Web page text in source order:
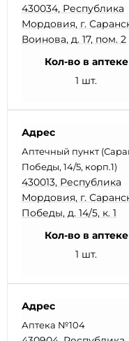
430034, Республика
Мордовия, г.
Воинова, д. 17, пом. 2
Кол-во в аптеке
1 шт.
Адрес
Аптечный пункт
Победы, 14/5, корп.1)
430013, Республика
Мордовия, г.
Победы, д. 14/5, к. 1
Кол-во в аптеке
1 шт.
Адрес
Аптека №104